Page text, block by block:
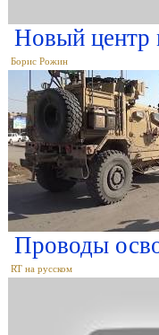
Новый центр
Борис Рожин
Проводы
RT на русском